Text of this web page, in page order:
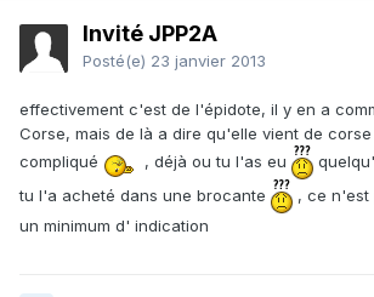
Invité JPP2A
Posté(e) 23 janvier 2013
effectivement c'est de l'épidote, il y en a
Corse, mais de là a dire qu'elle vient de
compliqué
, déjà ou tu l'as eu
tu l'a acheté dans une brocante
, ce n'est
un minimum d' indication